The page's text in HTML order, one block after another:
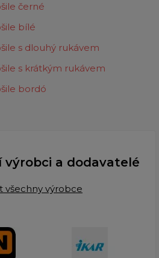
černé
bílé
s dlouhý rukávem
s krátkým rukávem
bordó
výrobci a dodavatelé
všechny výrobce